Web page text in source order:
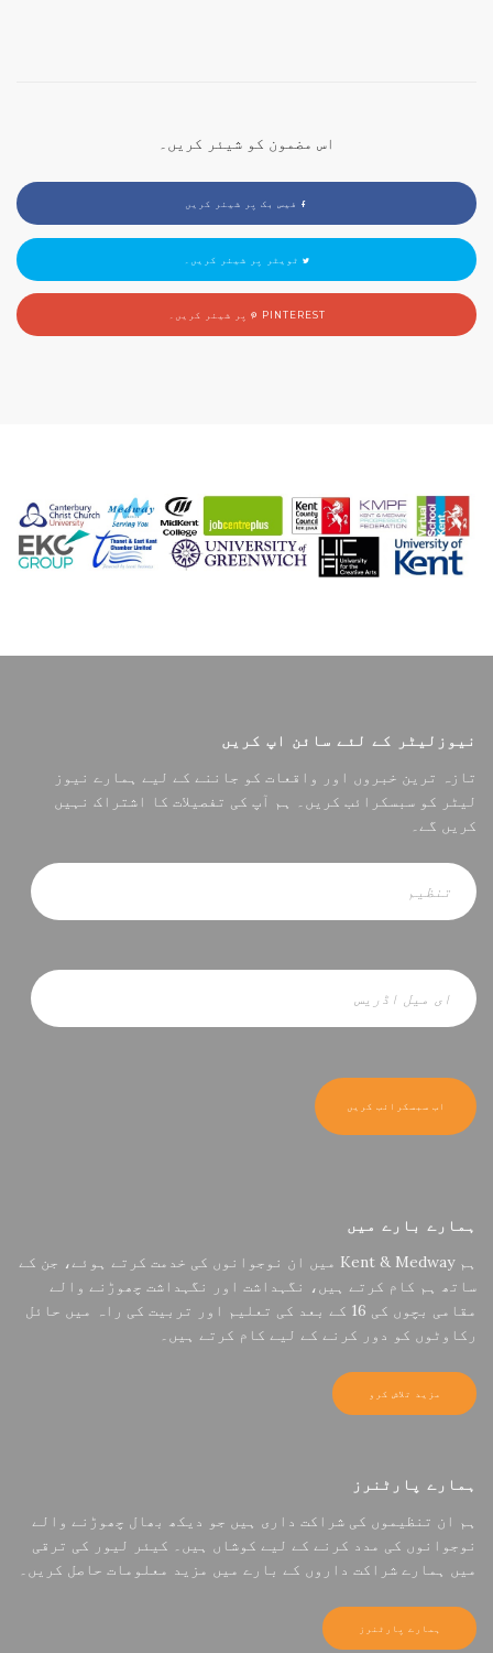
اس مضمون کو شیئر کریں۔
فیس بک پر شیئر کریں
ٹویٹر پر شیئر کریں۔
PINTEREST پر شیئر کریں۔
نیوزلیٹر کے لئے سائن اپ کریں
تازہ ترین خبروں اور واقعات کو جاننے کے لیے ہمارے نیوز
لیٹر کو سبسکرائب کریں۔ ہم آپ کی تفصیلات کا اشتراک نہیں
کریں گے۔
ہمارے بارے میں
ہم Kent & Medway میں ان نوجوانوں کی خدمت کرتے ہوئے، جن کے
ساتھ ہم کام کرتے ہیں، نگہداشت اور نگہداشت چھوڑنے والے
مقامی بچوں کی 16 کے بعد کی تعلیم اور تربیت کی راہ میں حائل
رکاوٹوں کو دور کرنے کے لیے کام کرتے ہیں۔
مزید تلاش کرو
ہمارے پارٹنرز
ہم ان تنظیموں کی شراکت داری ہیں جو دیکھ بھال چھوڑنے والے
نوجوانوں کی مدد کرنے کے لیے کوشاں ہیں۔ کیئر لیور کی ترقی
میں ہمارے شراکت داروں کے بارے میں مزید معلومات حاصل کریں۔
ہمارے پارٹنرز